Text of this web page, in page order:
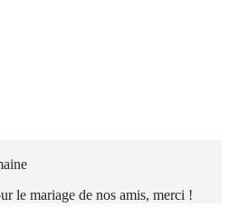
le mariage de nos amis, merci !